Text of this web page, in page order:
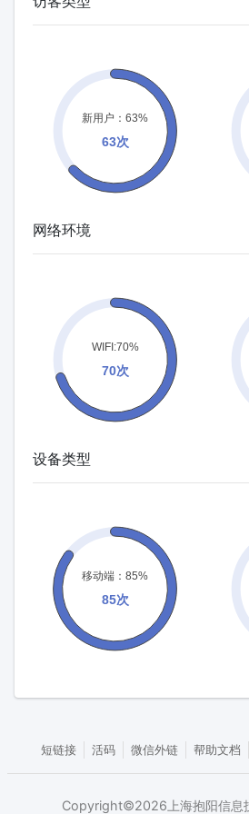
网络环境
设备类型
短链接 活码 微信外链 帮助文档
Copyright©2026上海抱阳信息